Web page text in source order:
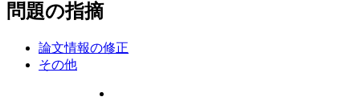
問題の指摘
論文情報の修正
その他